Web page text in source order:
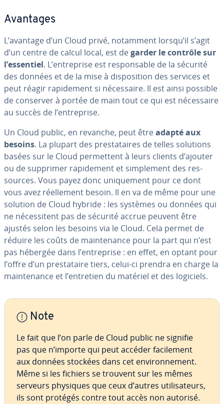
Avantages
L’avantage d’un Cloud privé, notamment lorsqu’il s’agit
d’un centre de calcul local, est degarder le contrôle sur
l’essentiel. L’en­tre­prise est res­pon­sable de la sécurité
des données et de la mise à dis­po­si­tion des services et
peut réagir ra­pi­de­ment si né­ces­saire. Il est ainsi possible
de conserver à portée de main tout ce qui est né­ces­saire
au succès de l’en­tre­prise.
Un Cloud public, en revanche, peut êtreadapté aux
besoins. La plupart des pres­ta­taires de telles solutions
basées sur le Cloud per­met­tent à leurs clients d’ajouter
ou de supprimer ra­pi­de­ment et sim­ple­ment des res­
sources. Vous payez donc uni­que­ment pour ce dont
vous avez réel­le­ment besoin. Il en va de même pour une
solution de Cloud hybride : les systèmes ou données qui
ne né­ces­si­tent pas de sécurité accrue peuvent être
ajustés selon les besoins via le Cloud. Cela permet de
réduire les coûts de main­te­nance pour la part qui n’est
pas hébergée dans l’en­tre­prise : en effet, en optant pour
l’offre d’un pres­ta­taire tiers, celui-ci prendra en charge la
main­te­nance et l’entretien du matériel et des logiciels.
Note
Le fait que l’on parle de Cloud public ne signifie
pas que n’importe qui peut accéder fa­ci­le­ment
aux données stockées dans cet en­vi­ron­ne­ment.
Même si les fichiers se trouvent sur les mêmes
serveurs physiques que ceux d’autres uti­li­sa­teurs,
ils sont protégés contre tout accès non autorisé.